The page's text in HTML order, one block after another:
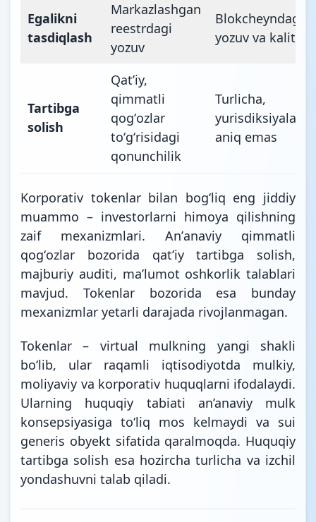
Egalikni
tasdiqlash
Markazlashgan
reestrdagi
yozuv
Blokcheyndagi
yozuv va kalit
Tartibga
solish
Qatʼiy,
qimmatli
qogʻozlar
toʻgʻrisidagi
qonunchilik
Turlicha,
yurisdiksiyalarda
aniq emas
Korporativ tokenlar bilan bogʻliq eng jiddiy
muammo – investorlarni himoya qilishning
zaif mexanizmlari. Anʼanaviy qimmatli
qogʻozlar bozorida qatʼiy tartibga solish,
majburiy auditi, maʼlumot oshkorlik talablari
mavjud. Tokenlar bozorida esa bunday
mexanizmlar yetarli darajada rivojlanmagan.
Tokenlar – virtual mulkning yangi shakli
bo‘lib, ular raqamli iqtisodiyotda mulkiy,
moliyaviy va korporativ huquqlarni ifodalaydi.
Ularning huquqiy tabiati an’anaviy mulk
konsepsiyasiga to‘liq mos kelmaydi va sui
generis obyekt sifatida qaralmoqda. Huquqiy
tartibga solish esa hozircha turlicha va izchil
yondashuvni talab qiladi.